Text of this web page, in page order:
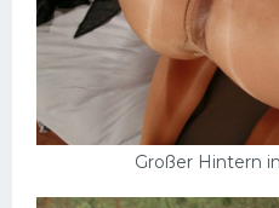
Großer Hintern